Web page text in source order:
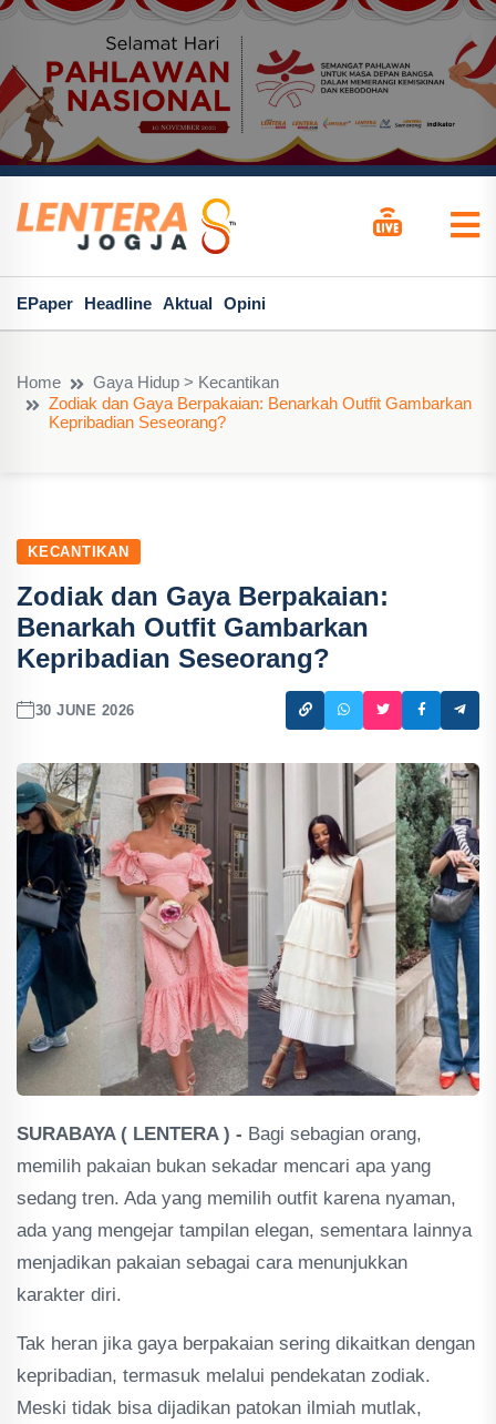
EPaper Headline Aktual Opini
Home
Gaya Hidup > Kecantikan
Zodiak dan Gaya Berpakaian: Benarkah Outfit Gambarkan
Kepribadian Seseorang?
KECANTIKAN
Zodiak dan Gaya Berpakaian:
Benarkah Outfit Gambarkan
Kepribadian Seseorang?
30 JUNE 2026
SURABAYA ( LENTERA ) - Bagi sebagian orang,
memilih pakaian bukan sekadar mencari apa yang
sedang tren. Ada yang memilih outfit karena nyaman,
ada yang mengejar tampilan elegan, sementara lainnya
menjadikan pakaian sebagai cara menunjukkan
karakter diri.
Tak heran jika gaya berpakaian sering dikaitkan dengan
kepribadian, termasuk melalui pendekatan zodiak.
Meski tidak bisa dijadikan patokan ilmiah mutlak,